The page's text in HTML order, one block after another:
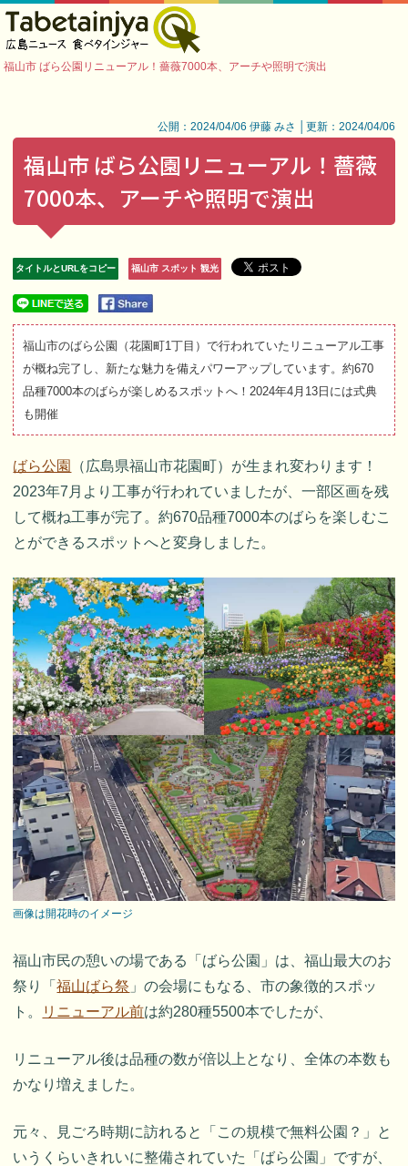
福山市 ばら公園リニューアル！薔薇7000本、アーチや照明で演出
公開：2024/04/06 伊藤 みさ │更新：2024/04/06
福山市 ばら公園リニューアル！薔薇
7000本、アーチや照明で演出
タイトルとURLをコピー 福山市 スポット 観光
福山市のばら公園（花園町1丁目）で行われていたリニューアル工事
が概ね完了し、新たな魅力を備えパワーアップしています。約670
品種7000本のばらが楽しめるスポットへ！2024年4月13日には式典
も開催
ばら公園
（広島県福山市花園町）が生まれ変わります！
2023年7月より工事が行われていましたが、一部区画を残
して概ね工事が完了。約670品種7000本のばらを楽しむこ
とができるスポットへと変身しました。
画像は開花時のイメージ
福山市民の憩いの場である「ばら公園」は、福山最大のお
祭り「福山ばら祭 」の会場にもなる、市の象徴的スポッ
ト。
リニューアル前は約280種5500本でしたが、
リニューアル後は品種の数が倍以上となり、全体の本数も
かなり増えました。
元々、見ごろ時期に訪れると「この規模で無料公園？」と
いうくらいきれいに整備されていた「ばら公園」ですが、